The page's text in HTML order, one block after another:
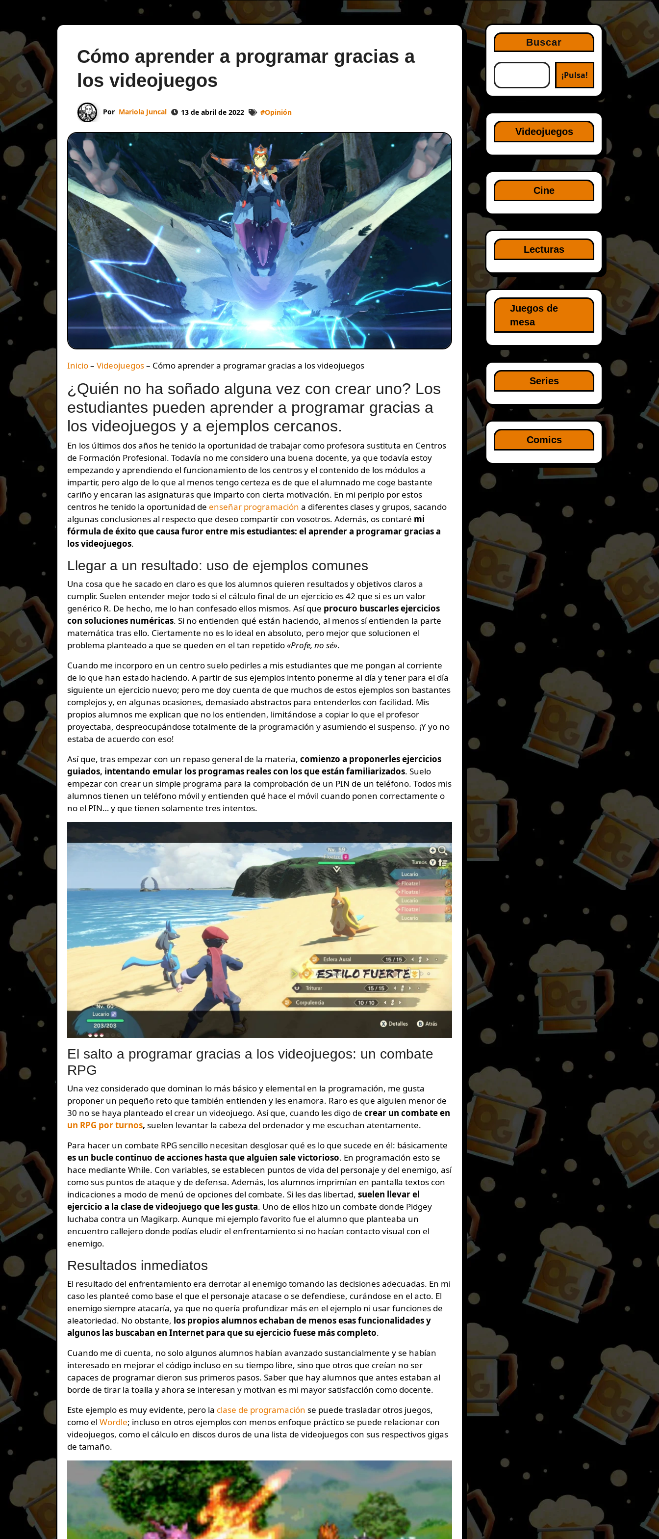
Cómo aprender a programar gracias a
los videojuegos
Por Mariola Juncal 13 de abril de 2022 #Opinión
Inicio– Videojuegos– Cómo aprender a programar gracias a los videojuegos
¿Quién no ha soñado alguna vez con crear uno? Los
estudiantes pueden aprender a programar gracias a
los videojuegos y a ejemplos cercanos.
En los últimos dos años he tenido la oportunidad de trabajar como profesora sustituta en Centros
de Formación Profesional. Todavía no me considero una buena docente, ya que todavía estoy
empezando y aprendiendo el funcionamiento de los centros y el contenido de los módulos a
impartir, pero algo de lo que al menos tengo certeza es de que el alumnado me coge bastante
cariño y encaran las asignaturas que imparto con cierta motivación. En mi periplo por estos
centros he tenido la oportunidad de enseñar programación a diferentes clases y grupos, sacando
algunas conclusiones al respecto que deseo compartir con vosotros. Además, os contaré mi
fórmula de éxito que causa furor entre mis estudiantes: el aprender a programar gracias a
los videojuegos.
Llegar a un resultado: uso de ejemplos comunes
Una cosa que he sacado en claro es que los alumnos quieren resultados y objetivos claros a
cumplir. Suelen entender mejor todo si el cálculo final de un ejercicio es 42 que si es un valor
genérico R. De hecho, me lo han confesado ellos mismos. Así que procuro buscarles ejercicios
con soluciones numéricas. Si no entienden qué están haciendo, al menos sí entienden la parte
matemática tras ello. Ciertamente no es lo ideal en absoluto, pero mejor que solucionen el
problema planteado a que se queden en el tan repetido«Profe, no sé».
Cuando me incorporo en un centro suelo pedirles a mis estudiantes que me pongan al corriente
de lo que han estado haciendo. A partir de sus ejemplos intento ponerme al día y tener para el día
siguiente un ejercicio nuevo; pero me doy cuenta de que muchos de estos ejemplos son bastantes
complejos y, en algunas ocasiones, demasiado abstractos para entenderlos con facilidad. Mis
propios alumnos me explican que no los entienden, limitándose a copiar lo que el profesor
proyectaba, despreocupándose totalmente de la programación y asumiendo el suspenso. ¡Y yo no
estaba de acuerdo con eso!
Así que, tras empezar con un repaso general de la materia, comienzo a proponerles ejercicios
guiados, intentando emular los programas reales con los que están familiarizados. Suelo
empezar con crear un simple programa para la comprobación de un PIN de un teléfono. Todos mis
alumnos tienen un teléfono móvil y entienden qué hace el móvil cuando ponen correctamente o
no el PIN… y que tienen solamente tres intentos.
El salto a programar gracias a los videojuegos: un combate
RPG
Una vez considerado que dominan lo más básico y elemental en la programación, me gusta
proponer un pequeño reto que también entienden y les enamora. Raro es que alguien menor de
30 no se haya planteado el crear un videojuego. Así que, cuando les digo de crear un combate en
un RPG por turnos, suelen levantar la cabeza del ordenador y me escuchan atentamente.
Para hacer un combate RPG sencillo necesitan desglosar qué es lo que sucede en él: básicamente
es un bucle continuo de acciones hasta que alguien sale victorioso. En programación esto se
hace mediante While. Con variables, se establecen puntos de vida del personaje y del enemigo, así
como sus puntos de ataque y de defensa. Además, los alumnos imprimían en pantalla textos con
indicaciones a modo de menú de opciones del combate. Si les das libertad, suelen llevar el
ejercicio a la clase de videojuego que les gusta. Uno de ellos hizo un combate donde Pidgey
luchaba contra un Magikarp. Aunque mi ejemplo favorito fue el alumno que planteaba un
encuentro callejero donde podías eludir el enfrentamiento si no hacían contacto visual con el
enemigo.
Resultados inmediatos
El resultado del enfrentamiento era derrotar al enemigo tomando las decisiones adecuadas. En mi
caso les planteé como base el que el personaje atacase o se defendiese, curándose en el acto. El
enemigo siempre atacaría, ya que no quería profundizar más en el ejemplo ni usar funciones de
aleatoriedad. No obstante, los propios alumnos echaban de menos esas funcionalidades y
algunos las buscaban en Internet para que su ejercicio fuese más completo.
Cuando me di cuenta, no solo algunos alumnos habían avanzado sustancialmente y se habían
interesado en mejorar el código incluso en su tiempo libre, sino que otros que creían no ser
capaces de programar dieron sus primeros pasos. Saber que hay alumnos que antes estaban al
borde de tirar la toalla y ahora se interesan y motivan es mi mayor satisfacción como docente.
Este ejemplo es muy evidente, pero la clase de programación se puede trasladar otros juegos,
como el Wordle; incluso en otros ejemplos con menos enfoque práctico se puede relacionar con
videojuegos, como el cálculo en discos duros de una lista de videojuegos con sus respectivos gigas
de tamaño.
Buscar
¡Pulsa!
Videojuegos
Cine
Lecturas
Juegos de
mesa
Series
Comics